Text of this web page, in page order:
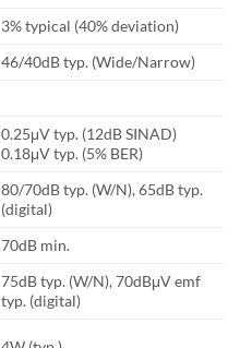
3% typical (40% deviation)
46/40dB typ. (Wide/Narrow)
0.25μV typ. (12dB SINAD)
0.18μV typ. (5% BER)
80/70dB typ. (W/N), 65dB typ.
(digital)
70dB min.
75dB typ. (W/N), 70dBμV emf
typ. (digital)